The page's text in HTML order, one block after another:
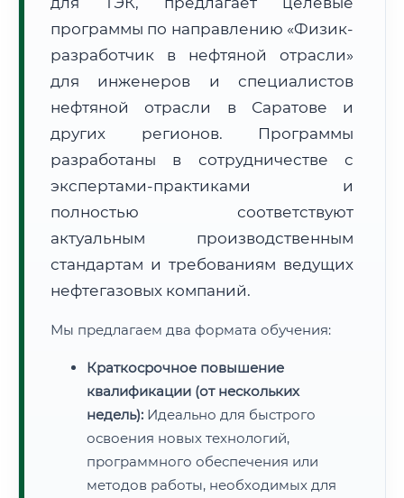
Расчет логистики оригиналов:
• Маршрут транзита:
~2 457 км
• Экспресс-доставка СДЭК / Почтой:
📜 Документы и аккредитация
программы по направлению «Физик-
разработчик в нефтяной отрасли»
для инженеров и специалистов
нефтяной отрасли в Саратове и
других регионов. Программы
разработаны в сотрудничестве с
экспертами-практиками и
полностью соответствуют
актуальным производственным
стандартам и требованиям ведущих
нефтегазовых компаний.
Мы предлагаем два формата обучения:
Краткосрочное повышение
квалификации (от нескольких
недель): Идеально для быстрого
освоения новых технологий,
программного обеспечения или
методов работы, необходимых для